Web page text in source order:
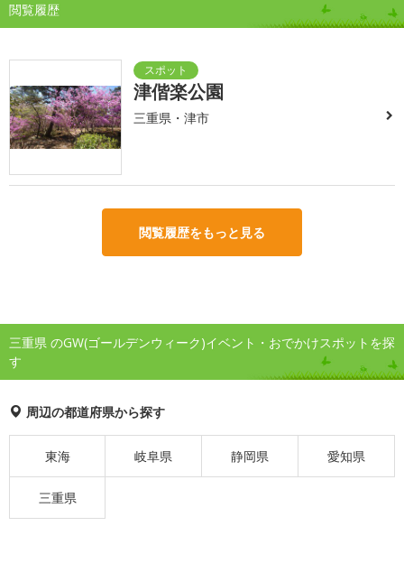
閲覧履歴
津偕楽公園
三重県・津市
閲覧履歴をもっと見る
三重県 のGW(ゴールデンウィーク)イベント・おでかけスポットを探
す
周辺の都道府県から探す
東海 岐阜県 静岡県 愛知県
三重県